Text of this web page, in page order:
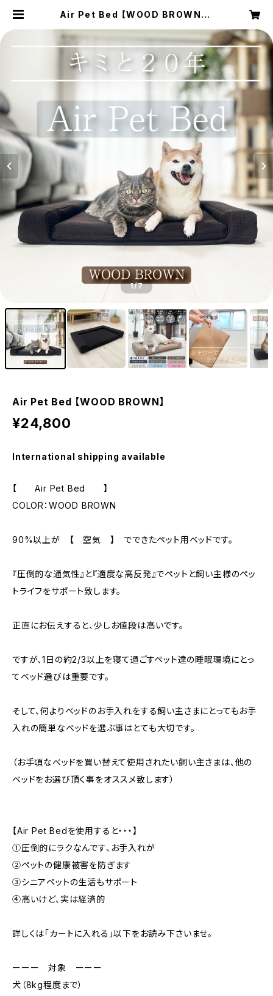
Air Pet Bed 【WOOD BROWN】 |
1/7
Air Pet Bed 【WOOD BROWN】
¥24,800
International shipping available
【 Air Pet Bed 】
COLOR：WOOD BROWN
90%以上が 【 空気 】 でできたペット用ベッドです。
『圧倒的な通気性』と『適度な高反発』でペットと飼い主様のペッ
トライフをサポート致します。
正直にお伝えすると、少しお値段は高いです。
ですが、1日の約2/3以上を寝て過ごすペット達の睡眠環境にとっ
てベッド選びは重要です。
そして、何よりベッドのお手入れをする飼い主さまにとってもお手
入れの簡単なベッドを選ぶ事はとても大切です。
（お手頃なベッドを買い替えて使用されたい飼い主さまは、他の
ベッドをお選び頂く事をオススメ致します）
【Air Pet Bedを使用すると・・・】
①圧倒的にラクなんです、お手入れが
②ペットの健康被害を防ぎます
③シニアペットの生活もサポート
④高いけど、実は経済的
詳しくは「カートに入れる」以下をお読み下さいませ。
ーーー 対象 ーーー
犬（8kg程度まで）